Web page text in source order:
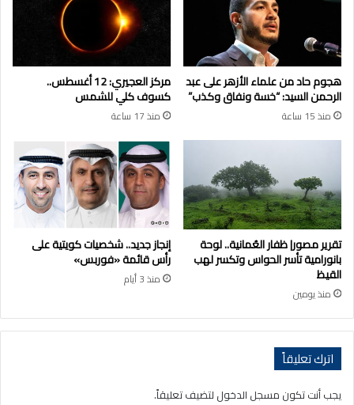
هجوم حاد من علماء الأزهر على عبد
الرحمن السيد: “خسة ونفاق وكذب”
منذ 15 ساعة
مركز العجيري: 12 أغسطس..
كسوف كلي للشمس
منذ 17 ساعة
تقرير مصور| ظفار العُمانية.. لوحة
بانورامية تأسر الحواس وتكسر لهب
القيظ
منذ يومين
إنجاز جديد.. شخصيات كويتية على
رأس قائمة «فوربس»
منذ 3 أيام
اترك تعليقاً
يجب أنت تكون مسجل الدخول لتضيف تعليقاً.